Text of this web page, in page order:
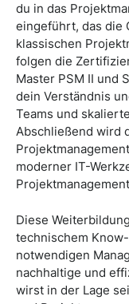
du in das
eingeführt, das die
klassischen
folgen die
Master PSM II und
dein Verständnis
Teams und
Abschließend wird
moderner IT-
Diese
technischem
notwendigen
nachhaltige und
wirst in der Lage